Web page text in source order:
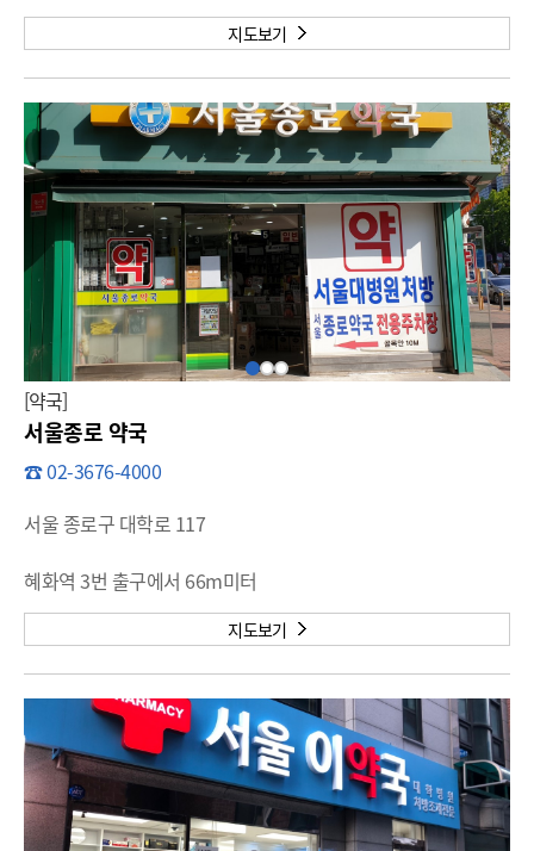
지도보기
[약국]
서울종로 약국
☎ 02-3676-4000
서울 종로구 대학로 117
혜화역 3번 출구에서 66m미터
지도보기